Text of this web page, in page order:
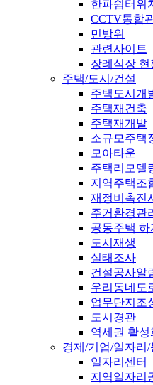
한파쉼터위
CCTV통합
민방위
관련사이트
장례식장 현
주택/도시/건설
주택도시개
주택재건축
주택재개발
소규모주택
모아타운
주택리모델
지역주택조
재정비촉진
주거환경관
공동주택 하
도시재생
실태조사
건설공사알
우리동네도
업무단지조
도시경관
역세권 활성
경제/기업/일자리/
일자리센터
지역일자리